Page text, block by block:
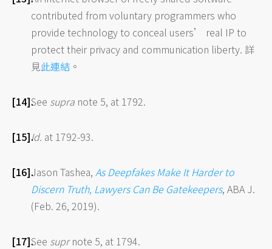
contributed from voluntary programmers who
provide technology to conceal users’ real IP to
protect their privacy and communication liberty. 詳
見此連結 。
See supra note 5, at 1792.
Id. at 1792-93.
Jason Tashea,As Deepfakes Make It Harder to
Discern Truth, Lawyers Can Be Gatekeepers, ABA J.
(Feb. 26, 2019).
See suprnote 5, at 1794.